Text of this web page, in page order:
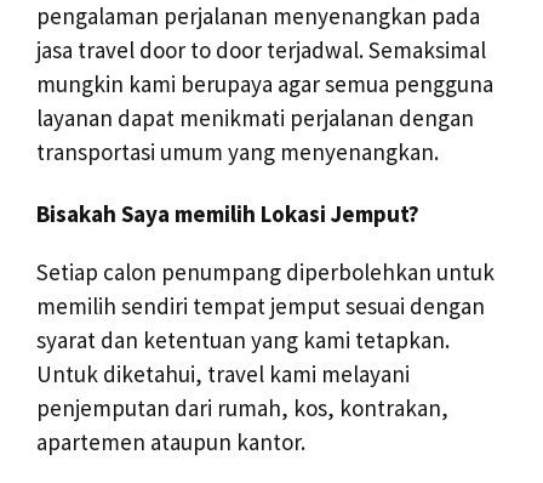
pengalaman perjalanan menyenangkan pada
jasa travel door to door terjadwal. Semaksimal
mungkin kami berupaya agar semua pengguna
layanan dapat menikmati perjalanan dengan
transportasi umum yang menyenangkan.
Bisakah Saya memilih Lokasi Jemput?
Setiap calon penumpang diperbolehkan untuk
memilih sendiri tempat jemput sesuai dengan
syarat dan ketentuan yang kami tetapkan.
Untuk diketahui, travel kami melayani
penjemputan dari rumah, kos, kontrakan,
apartemen ataupun kantor.